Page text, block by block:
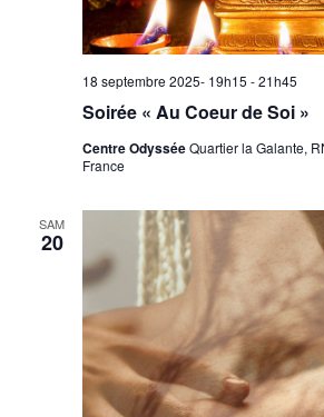
Soirée « Au Coeur de Soi »
18 septembre 2025- 19h15 -21h45
Centre OdysséeQuartier la Galante,
France
SAM
20